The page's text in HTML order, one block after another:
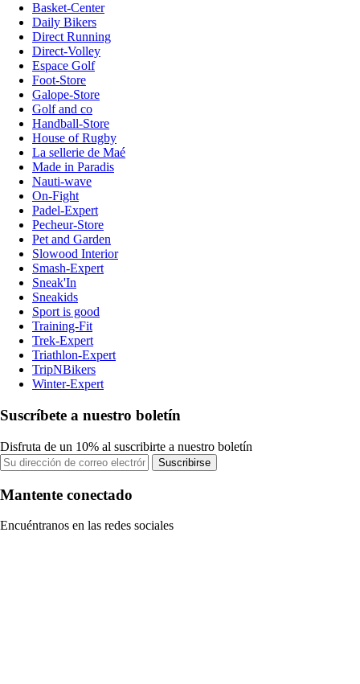
Basket-Center
Daily Bikers
Direct Running
Direct-Volley
Espace Golf
Foot-Store
Galope-Store
Golf and co
Handball-Store
House of Rugby
La sellerie de Maé
Made in Paradis
Nauti-wave
On-Fight
Padel-Expert
Pecheur-Store
Pet and Garden
Slowood Interior
Smash-Expert
Sneak'In
Sneakids
Sport is good
Training-Fit
Trek-Expert
Triathlon-Expert
TripNBikers
Winter-Expert
Suscríbete a nuestro boletín
Disfruta de un 10% al suscribirte a nuestro boletín
Suscribirse
Mantente conectado
Encuéntranos en las redes sociales